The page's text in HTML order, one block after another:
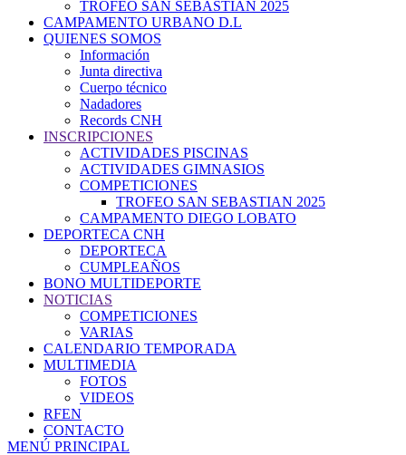
TROFEO SAN SEBASTIAN 2025
CAMPAMENTO URBANO D.L
QUIENES SOMOS
Información
Junta directiva
Cuerpo técnico
Nadadores
Records CNH
INSCRIPCIONES
ACTIVIDADES PISCINAS
ACTIVIDADES GIMNASIOS
COMPETICIONES
TROFEO SAN SEBASTIAN 2025
CAMPAMENTO DIEGO LOBATO
DEPORTECA CNH
DEPORTECA
CUMPLEAÑOS
BONO MULTIDEPORTE
NOTICIAS
COMPETICIONES
VARIAS
CALENDARIO TEMPORADA
MULTIMEDIA
FOTOS
VIDEOS
RFEN
CONTACTO
MENÚ PRINCIPAL